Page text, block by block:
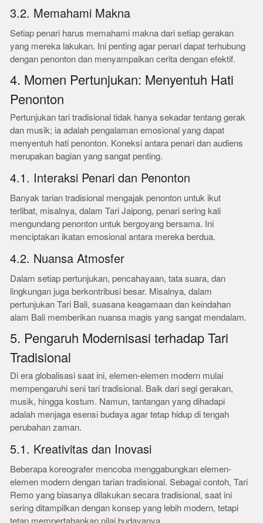
3.2. Memahami Makna
Setiap penari harus memahami makna dari setiap gerakan
yang mereka lakukan. Ini penting agar penari dapat terhubung
dengan penonton dan menyampaikan cerita dengan efektif.
4. Momen Pertunjukan: Menyentuh Hati
Penonton
Pertunjukan tari tradisional tidak hanya sekadar tentang gerak
dan musik; ia adalah pengalaman emosional yang dapat
menyentuh hati penonton. Koneksi antara penari dan audiens
merupakan bagian yang sangat penting.
4.1. Interaksi Penari dan Penonton
Banyak tarian tradisional mengajak penonton untuk ikut
terlibat, misalnya, dalam Tari Jaipong, penari sering kali
mengundang penonton untuk bergoyang bersama. Ini
menciptakan ikatan emosional antara mereka berdua.
4.2. Nuansa Atmosfer
Dalam setiap pertunjukan, pencahayaan, tata suara, dan
lingkungan juga berkontribusi besar. Misalnya, dalam
pertunjukan Tari Bali, suasana keagamaan dan keindahan
alam Bali memberikan nuansa magis yang sangat mendalam.
5. Pengaruh Modernisasi terhadap Tari
Tradisional
Di era globalisasi saat ini, elemen-elemen modern mulai
mempengaruhi seni tari tradisional. Baik dari segi gerakan,
musik, hingga kostum. Namun, tantangan yang dihadapi
adalah menjaga esensi budaya agar tetap hidup di tengah
perubahan zaman.
5.1. Kreativitas dan Inovasi
Beberapa koreografer mencoba menggabungkan elemen-
elemen modern dengan tarian tradisional. Sebagai contoh, Tari
Remo yang biasanya dilakukan secara tradisional, saat ini
sering ditampilkan dengan konsep yang lebih modern, tetapi